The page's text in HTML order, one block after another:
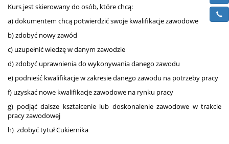
Kurs jest skierowany do osób, które chcą:
a) dokumentem chcą potwierdzić swoje kwalifikacje zawodowe
b) zdobyć nowy zawód
c) uzupełnić wiedzę w danym zawodzie
d) zdobyć uprawnienia do wykonywania danego zawodu
e) podnieść kwalifikacje w zakresie danego zawodu na potrzeby pracy
f) uzyskać nowe kwalifikacje zawodowe na rynku pracy
g) podjąć dalsze kształcenie lub doskonalenie zawodowe w trakcie
pracy zawodowej
h) zdobyć tytuł Cukiernika